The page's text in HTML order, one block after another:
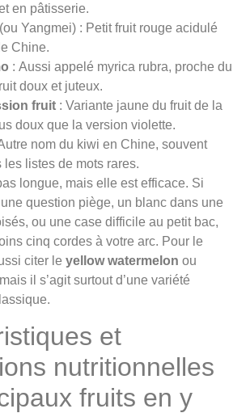
en pâtisserie.
(ou Yangmei) : Petit fruit rouge acidulé
Chine.
: Aussi appelé myrica rubra, proche du
doux et juteux.
fruit : Variante jaune du fruit de la
doux que la version violette.
nom du kiwi en Chine, souvent
les listes de mots rares.
longue, mais elle est efficace. Si
question piège, un blanc dans une
ou une case difficile au petit bac,
cinq cordes à votre arc. Pour le
citer le yellow watermelon ou
il s’agit surtout d’une variété
et
nutritionnelles
fruits en y